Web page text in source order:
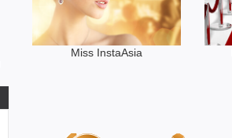
Miss InstaAsia